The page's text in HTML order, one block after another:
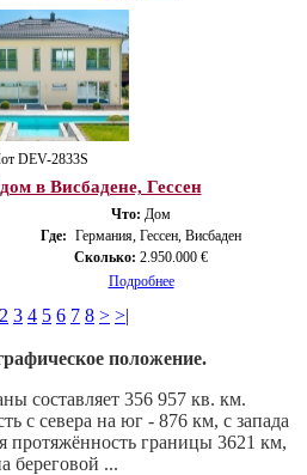
DEV-2833S
в Висбадене, Гессен
Что: Дом
Где: Германия, Гессен, Висбаден
Сколько: 2.950.000 €
Подробнее
2 3 4 5 6 7 8 > >|
положение.
составляет 356 957 кв. км.
с севера на юг - 876 км, с запада
протяжённость границы 3621 км,
береговой ...